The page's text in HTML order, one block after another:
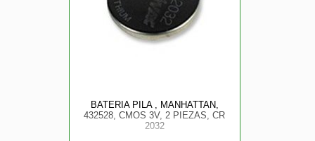
BATERIA PILA , MANHATTAN,
432528, CMOS 3V, 2 PIEZAS, CR
2032